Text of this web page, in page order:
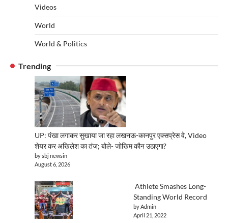
Videos
World
World & Politics
Trending
UP: पंखा लगाकर सुखाया जा रहा लखनऊ-कानपुर एक्सप्रेस वे, Video
शेयर कर अखिलेश का तंज; बोले- जोखिम कौन उठाएगा?
by sbj newsin
August 6, 2026
Athlete Smashes Long-
Standing World Record
by Admin
April 21, 2022